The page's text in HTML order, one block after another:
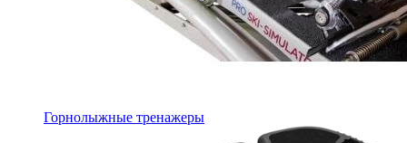
Горнолыжные тренажеры